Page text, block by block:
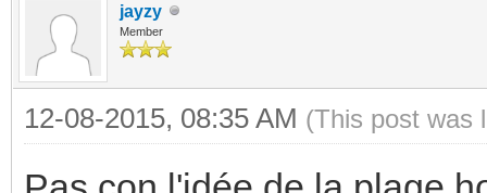
jayzy
Member
12-08-2015, 08:35 AM (This post was